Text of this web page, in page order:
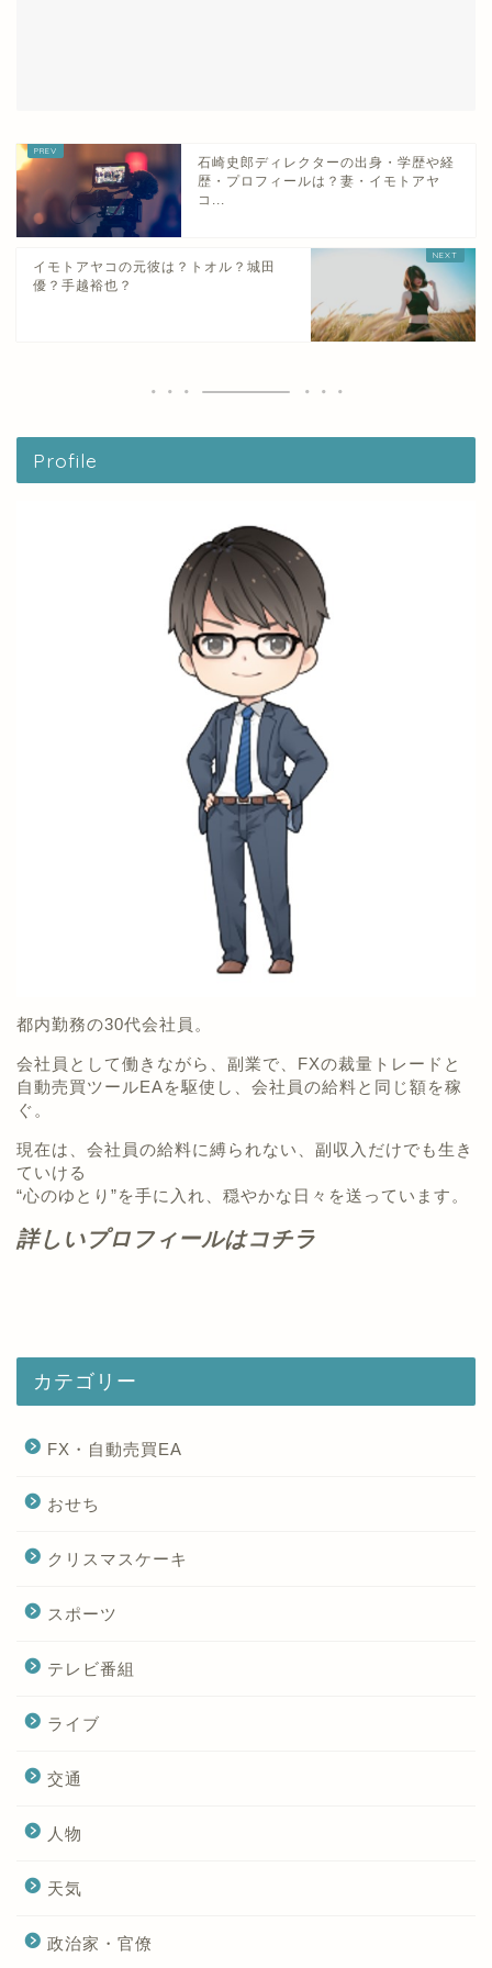
石崎史郎ディレクターの出身・学歴や経
歴・プロフィールは？妻・イモトアヤ
コ...
イモトアヤコの元彼は？トオル？城田
優？手越裕也？
Profile
都内勤務の30代会社員。
会社員として働きながら、副業で、FXの裁量トレードと
自動売買ツールEAを駆使し、会社員の給料と同じ額を稼
ぐ。
現在は、会社員の給料に縛られない、副収入だけでも生き
ていける
“心のゆとり”を手に入れ、穏やかな日々を送っています。
詳しいプロフィールはコチラ
カテゴリー
FX・自動売買EA
おせち
クリスマスケーキ
スポーツ
テレビ番組
ライブ
交通
人物
天気
政治家・官僚